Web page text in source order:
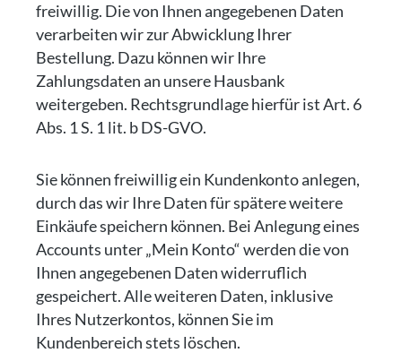
freiwillig. Die von Ihnen angegebenen Daten
verarbeiten wir zur Abwicklung Ihrer
Bestellung. Dazu können wir Ihre
Zahlungsdaten an unsere Hausbank
weitergeben. Rechtsgrundlage hierfür ist Art. 6
Abs. 1 S. 1 lit. b DS-GVO.
Sie können freiwillig ein Kundenkonto anlegen,
durch das wir Ihre Daten für spätere weitere
Einkäufe speichern können. Bei Anlegung eines
Accounts unter „Mein Konto“ werden die von
Ihnen angegebenen Daten widerruflich
gespeichert. Alle weiteren Daten, inklusive
Ihres Nutzerkontos, können Sie im
Kundenbereich stets löschen.